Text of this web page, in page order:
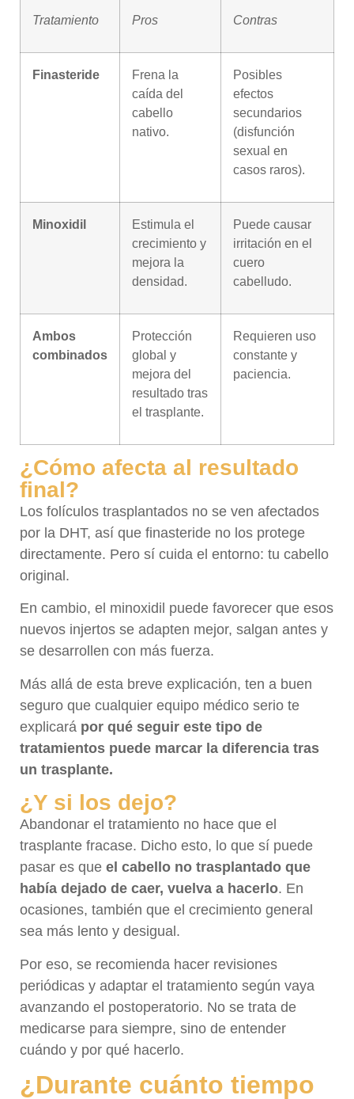
Tratamiento Pros Contras
Finasteride
Frena la
caída del
cabello
nativo.
Posibles
efectos
secundarios
(disfunción
sexual en
casos raros).
Minoxidil
Estimula el
crecimiento y
mejora la
densidad.
Puede causar
irritación en el
cuero
cabelludo.
Ambos
combinados
Protección
global y
mejora del
resultado tras
el trasplante.
Requieren uso
constante y
paciencia.
¿Cómo afecta al resultado
final?
Los folículos trasplantados no se ven afectados
por la DHT, así que finasteride no los protege
directamente. Pero sí cuida el entorno: tu cabello
original.
En cambio, el minoxidil puede favorecer que esos
nuevos injertos se adapten mejor, salgan antes y
se desarrollen con más fuerza.
Más allá de esta breve explicación, ten a buen
seguro que cualquier equipo médico serio te
explicará por qué seguir este tipo de
tratamientos puede marcar la diferencia tras
un trasplante.
¿Y si los dejo?
Abandonar el tratamiento no hace que el
trasplante fracase. Dicho esto, lo que sí puede
pasar es que el cabello no trasplantado que
había dejado de caer, vuelva a hacerlo. En
ocasiones, también que el crecimiento general
sea más lento y desigual.
Por eso, se recomienda hacer revisiones
periódicas y adaptar el tratamiento según vaya
avanzando el postoperatorio. No se trata de
medicarse para siempre, sino de entender
cuándo y por qué hacerlo.
¿Durante cuánto tiempo